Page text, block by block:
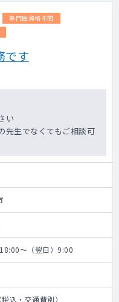
専門医資格不問
です
い
先生でなくてもご相談可
～（翌日）9:00
込・交通費別）